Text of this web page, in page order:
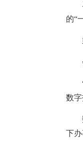
的“
数
下办